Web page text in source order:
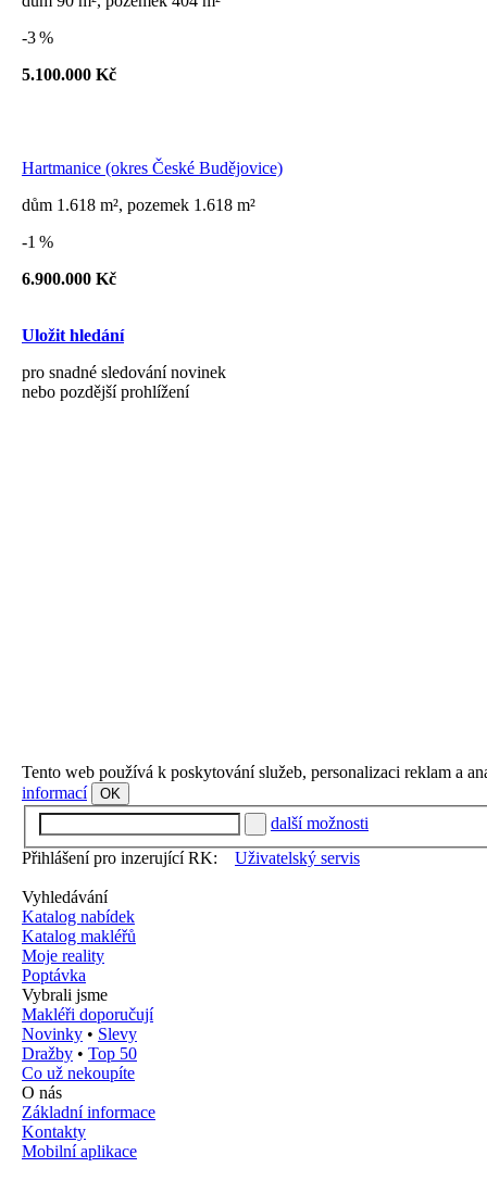
-3 %
5.100.000 Kč
Hartmanice (okres České Budějovice)
dům 1.618 m², pozemek 1.618 m²
-1 %
6.900.000 Kč
Uložit hledání
pro snadné sledování novinek
nebo pozdější prohlížení
Tento web používá k poskytování služeb, personalizaci reklam a
informací
OK
další možnosti
Přihlášení pro inzerující RK:
Uživatelský servis
Vyhledávání
Katalog nabídek
Katalog makléřů
Moje reality
Poptávka
Vybrali jsme
Makléři doporučují
Novinky • Slevy
Dražby • Top 50
Co už nekoupíte
O nás
Základní informace
Kontakty
Mobilní aplikace